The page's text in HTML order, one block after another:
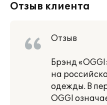
Отзыв клиента
Отзыв
Брэнд
на
одежды. В
OGGI